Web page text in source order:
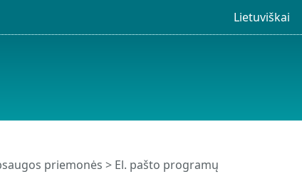
Lietuviškai
priemonės > El. pašto programų